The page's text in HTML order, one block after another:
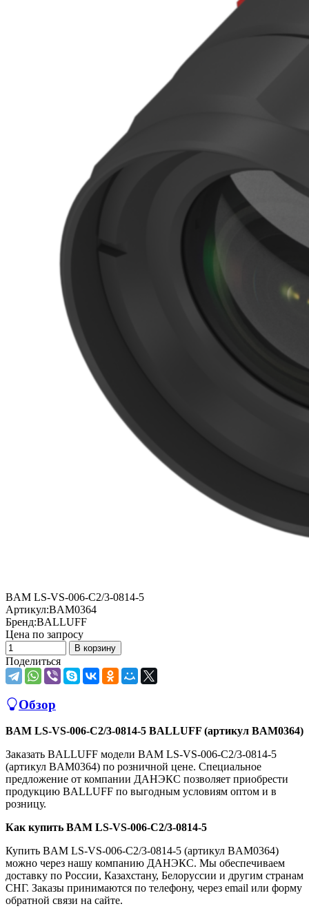
BAM LS-VS-006-C2/3-0814-5
Артикул:BAM0364
Бренд:BALLUFF
Цена по запросу
В корзину
Поделиться
Обзор
BAM LS-VS-006-C2/3-0814-5 BALLUFF (артикул BAM0364)
Заказать BALLUFF модели BAM LS-VS-006-C2/3-0814-5
(артикул BAM0364) по розничной цене. Специальное
предложение от компании ДАНЭКС позволяет приобрести
продукцию BALLUFF по выгодным условиям оптом и в
розницу.
Как купить BAM LS-VS-006-C2/3-0814-5
Купить BAM LS-VS-006-C2/3-0814-5 (артикул BAM0364)
можно через нашу компанию ДАНЭКС. Мы обеспечиваем
доставку по России, Казахстану, Белоруссии и другим странам
СНГ. Заказы принимаются по телефону, через email или форму
обратной связи на сайте.